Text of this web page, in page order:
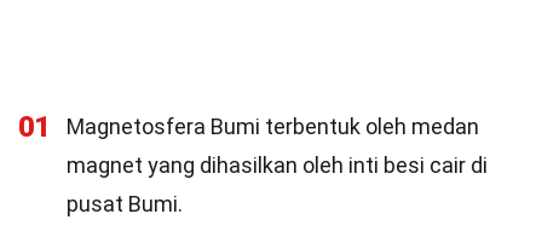
01
Magnetosfera Bumi terbentuk oleh medan
magnet yang dihasilkan oleh inti besi cair di
pusat Bumi.